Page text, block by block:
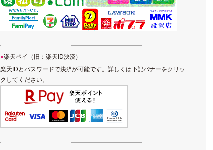
楽天ペイ（旧：楽天ID決済）
楽天IDとパスワードで決済が可能です。詳しくは下記バナーをクリッ
クしてください。